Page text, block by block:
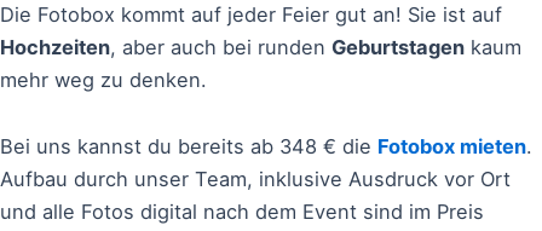
Die Fotobox kommt auf jeder Feier gut an! Sie ist auf
Hochzeiten, aber auch bei runden Geburtstagen kaum
mehr weg zu denken.
Bei uns kannst du bereits ab 348 € die Fotobox mieten.
Aufbau durch unser Team, inklusive Ausdruck vor Ort
und alle Fotos digital nach dem Event sind im Preis